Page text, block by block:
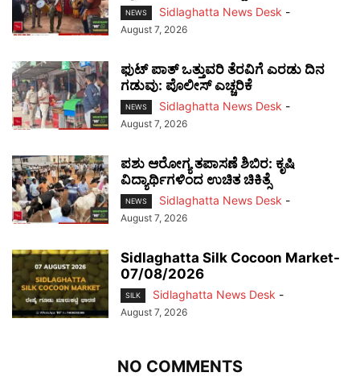
NEWS Sidlaghatta News Desk -
August 7, 2026
ಫುಟ್‌ ಪಾತ್ ಒತ್ತುವರಿ ತೆರವಿಗೆ ಎರಡು ದಿನ
ಗಡುವು: ಪೊಲೀಸ್ ಎಚ್ಚರಿಕೆ
NEWS Sidlaghatta News Desk -
August 7, 2026
ಪಶು ಆರೋಗ್ಯ ತಪಾಸಣೆ ಶಿಬಿರ: ಕೃಷಿ
ವಿದ್ಯಾರ್ಥಿಗಳಿಂದ ಉಚಿತ ಚಿಕಿತ್ಸೆ
NEWS Sidlaghatta News Desk -
August 7, 2026
Sidlaghatta Silk Cocoon Market-
07/08/2026
SILK Sidlaghatta News Desk -
August 7, 2026
NO COMMENTS